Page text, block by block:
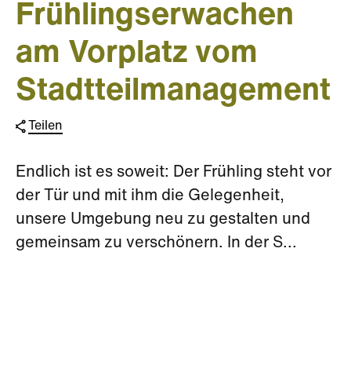
Frühlingserwachen
am Vorplatz vom
Stadtteilmanagement
Teilen
Endlich ist es soweit: Der Frühling steht vor
der Tür und mit ihm die Gelegenheit,
unsere Umgebung neu zu gestalten und
gemeinsam zu verschönern. In der S...